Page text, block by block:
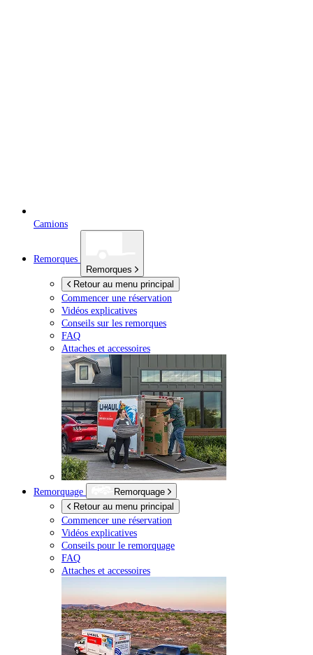
Camions
Remorques
Remorques
Retour au menu principal
Commencer une réservation
Vidéos explicatives
Conseils sur les remorques
FAQ
Attaches et accessoires
Remorquage
Remorquage
Retour au menu principal
Commencer une réservation
Vidéos explicatives
Conseils pour le remorquage
FAQ
Attaches et accessoires